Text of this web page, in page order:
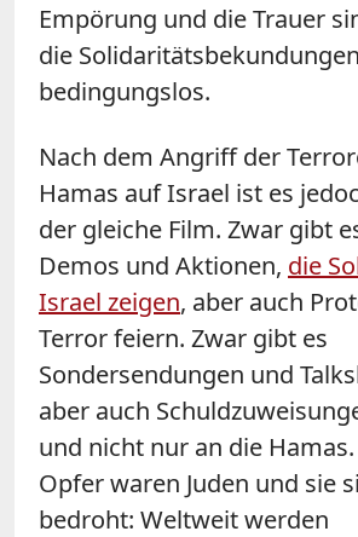
Empörung und die Trauer
die
bedingungslos.
Nach dem Angriff der
Hamas auf Israel ist es
der gleiche Film. Zwar gibt
Demos und Aktionen, die
Israel zeigen, aber auch
Terror feiern. Zwar gibt es
Sondersendungen und
aber auch
und nicht nur an die
Opfer waren Juden und sie
bedroht: Weltweit werden